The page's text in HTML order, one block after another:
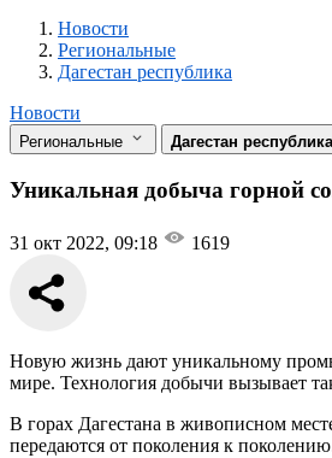
Новости
Разделы
Новости
Региональные
Дагестан республика
Новости
Региональные Дагестан республика
Уникальная добыча горной
31 окт 2022, 09:18 1619
Новую жизнь дают уникальному
мире. Технология добычи вызывает
В горах Дагестана в живописном
передаются от поколения к